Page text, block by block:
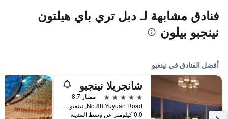
فنادق مشابهة لـ دبل تري باي هيلتون
نينجبو بيلون
أفضل الفنادق في نينغبو
شانجريلا نينجبو
5 نجوم
ممتاز 8.7
No.88 Yuyuan Road, نينغبو, الصين
0.0 كيلومتر عن وسط المدينة